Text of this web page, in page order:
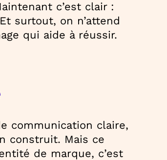
c’est clair :
surtout, on n’attend
qui aide à réussir.
communication claire,
construit. Mais ce
de marque, c’est